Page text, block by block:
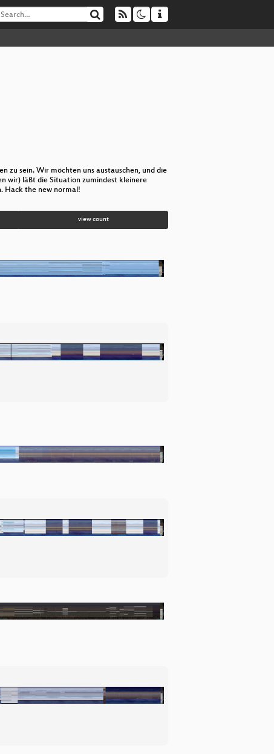
zu sein. Wir möchten uns austauschen, und die
wir) läßt die Situation zumindest kleinere
Hack the new normal!
view count